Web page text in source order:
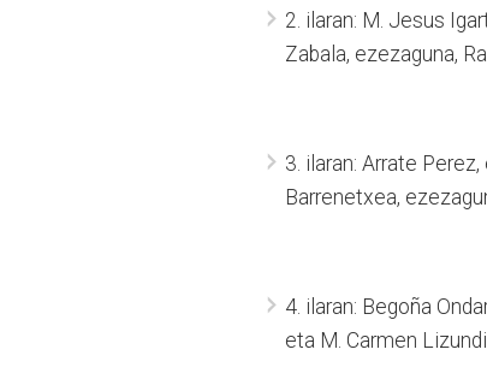
2. ilaran: M. Jesus
Zabala, ezezaguna,
3. ilaran: Arrate
Barrenetxea,
4. ilaran: Begoña
eta M. Carmen